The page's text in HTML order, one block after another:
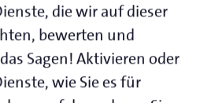
Bei Interesse nutzen
13723und sichern Sie sich
2026!
die wir auf dieser
bewerten und
Sagen! Aktivieren oder
wie Sie es für